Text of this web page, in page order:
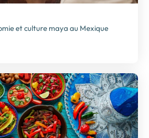
et culture maya au Mexique